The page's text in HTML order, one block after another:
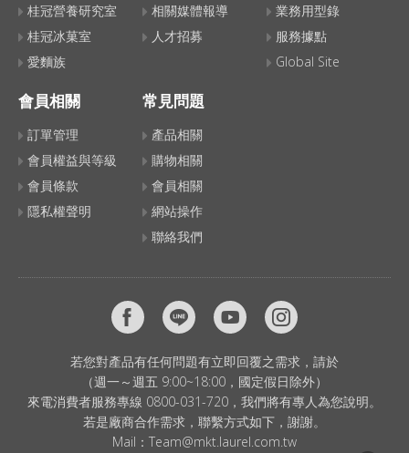
桂冠營養研究室
桂冠冰菓室
愛麵族
相關媒體報導
人才招募
業務用型錄
服務據點
Global Site
會員相關
訂單管理
會員權益與等級
會員條款
隱私權聲明
常見問題
產品相關
購物相關
會員相關
網站操作
聯絡我們
若您對產品有任何問題有立即回覆之需求，請於
（週一～週五 9:00~18:00，國定假日除外）
來電消費者服務專線 0800-031-720，我們將有專人為您說明。
若是廠商合作需求，聯繫方式如下，謝謝。
Mail： Team@mkt.laurel.com.tw